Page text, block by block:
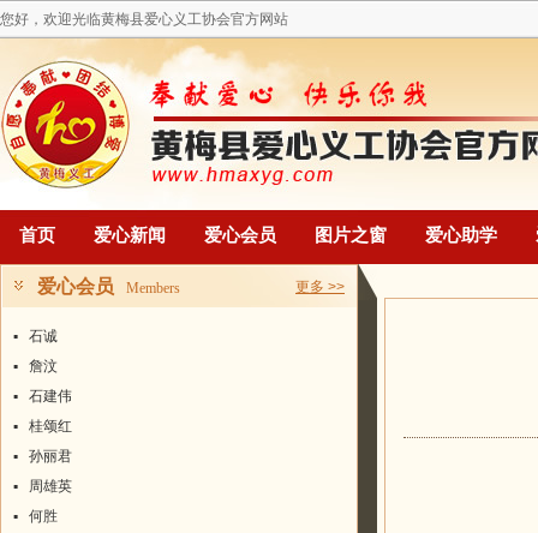
您好，欢迎光临黄梅县爱心义工协会官方网站
首页 爱心新闻 爱心会员 图片之窗 爱心助学
更多 >>
爱心会员 Members
▪
石诚
▪
詹汶
▪
石建伟
▪
桂颂红
▪
孙丽君
▪
周雄英
▪
何胜